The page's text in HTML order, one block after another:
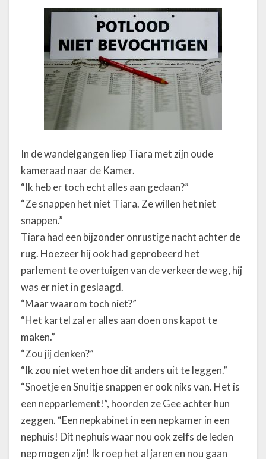
In de wandelgangen liep Tiara met zijn oude
kameraad naar de Kamer.
“Ik heb er toch echt alles aan gedaan?”
“Ze snappen het niet Tiara. Ze willen het niet
snappen.”
Tiara had een bijzonder onrustige nacht achter de
rug. Hoezeer hij ook had geprobeerd het
parlement te overtuigen van de verkeerde weg, hij
was er niet in geslaagd.
“Maar waarom toch niet?”
“Het kartel zal er alles aan doen ons kapot te
maken.”
“Zou jij denken?”
“Ik zou niet weten hoe dit anders uit te leggen.”
“Snoetje en Snuitje snappen er ook niks van. Het is
een nepparlement!”, hoorden ze Gee achter hun
zeggen. “Een nepkabinet in een nepkamer in een
nephuis! Dit nephuis waar nou ook zelfs de leden
nep mogen zijn! Ik roep het al jaren en nou gaan